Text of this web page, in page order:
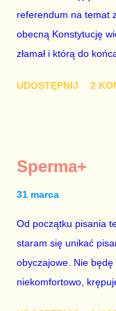
chciało mu przejść
sytuacji naszego
smutne – niegodne
referendum na temat
obecną Konstytucję
złamał i którą do
trwało pół roku, lokal
mojej zgody.
Senatu wniosek o
nie chce – ani partia
siedzibie PiS
Dudy, obowiązkiem
szanującego
UDOSTĘPNIJ 2
Sperma+
31 marca
Od początku pisania
staram się unikać
obyczajowe. Nie będę
niekomfortowo,